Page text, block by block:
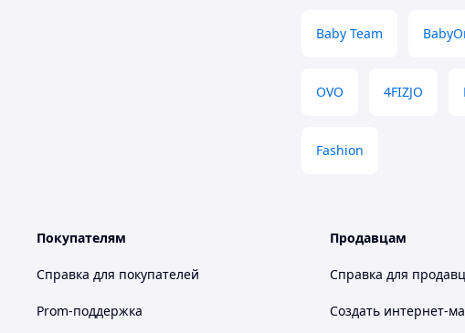
Baby Team
OVO 4FIZJO
Fashion
Покупателям
Справка для покупателей
Prom-поддержка
Продавцам
Справка для
Создать интернет-